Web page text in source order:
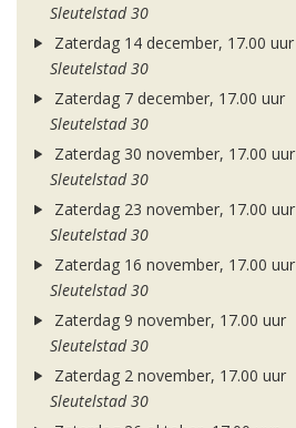
Sleutelstad 30
Zaterdag 14 december, 17.00 uur
Sleutelstad 30
Zaterdag 7 december, 17.00 uur
Sleutelstad 30
Zaterdag 30 november, 17.00 uur
Sleutelstad 30
Zaterdag 23 november, 17.00 uur
Sleutelstad 30
Zaterdag 16 november, 17.00 uur
Sleutelstad 30
Zaterdag 9 november, 17.00 uur
Sleutelstad 30
Zaterdag 2 november, 17.00 uur
Sleutelstad 30